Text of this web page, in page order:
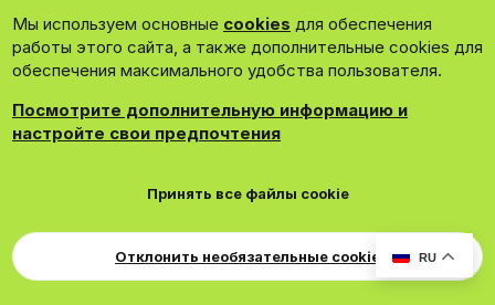
RU
Зарегистрироваться сейчас!
DohTheme
Cookies Russian Обратная связь
Поддержка
Для правообладателей
EN Soundmain
Условия и правила
Политика конфиденциальности
Мы используем основные cookies для обеспечения
работы этого сайта, а также дополнительные cookies для
обеспечения максимального удобства пользователя.
Посмотрите дополнительную информацию и
настройте свои предпочтения
Принять все файлы cookie
Отклонить необязательные cookie